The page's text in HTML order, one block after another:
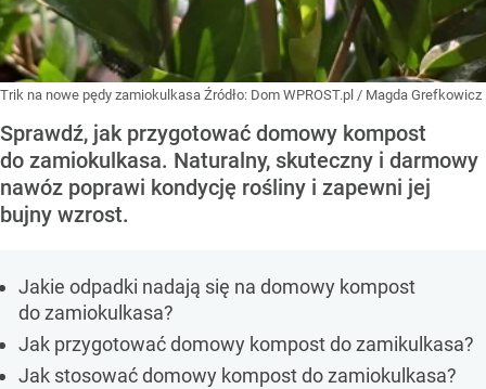
Trik na nowe pędy zamiokulkasa Źródło: Dom WPROST.pl / Magda Grefkowicz
Sprawdź, jak przygotować domowy kompost
do zamiokulkasa. Naturalny, skuteczny i darmowy
nawóz poprawi kondycję rośliny i zapewni jej
bujny wzrost.
Jakie odpadki nadają się na domowy kompost
do zamiokulkasa?
Jak przygotować domowy kompost do zamikulkasa?
Jak stosować domowy kompost do zamiokulkasa?